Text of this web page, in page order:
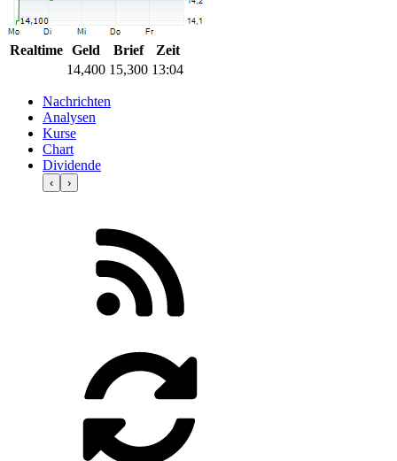
Realtime Geld Brief
Zeit
14,400 15,300 13:04
Nachrichten
Analysen
Kurse
Chart
Dividende
‹ ›